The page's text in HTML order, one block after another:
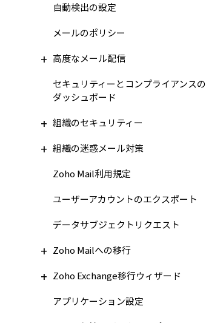
自動検出の設定
メールのポリシー
高度なメール配信
セキュリティーとコンプライアンスの
ダッシュボード
組織のセキュリティー
組織の迷惑メール対策
Zoho Mail利用規定
ユーザーアカウントのエクスポート
データサブジェクトリクエスト
Zoho Mailへの移行
Zoho Exchange移行ウィザード
アプリケーション設定